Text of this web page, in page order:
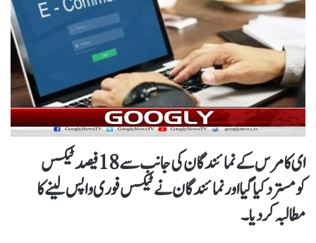
ای کامرس کے نمائندگان کی جانب سے 18 فیصد ٹیکس
کومسترد کیا گیا اورنمائندگان نے ٹیکس فوری واپس لینے کا
مطالبہ کردیا۔